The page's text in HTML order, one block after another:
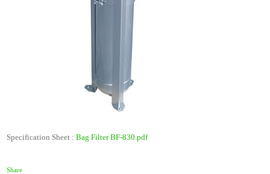
Specification Sheet :Bag Filter BF-830.pdf
Share